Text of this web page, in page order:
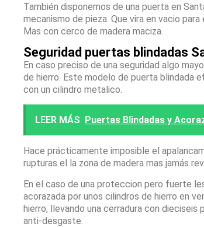
También disponemos de una puerta en
mecanismo de pieza. Que vira en vacio
Mas con cerco de madera maciza.
Seguridad puertas blindadas
En caso preciso de una seguridad algo
de hierro. Este modelo de puerta blindada
con un cilindro metalico.
LEER MÁS Puertas Blindadas y
Hace prácticamente imposible el
rupturas el la zona de madera mas jamás
En el caso de una proteccion pero fuerte
acorazada por unos cilindros de hierro en
hierro, llevando una cerradura con
anti-desgaste.